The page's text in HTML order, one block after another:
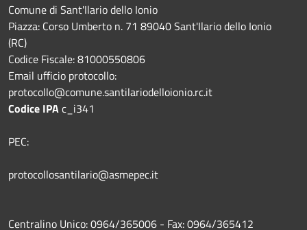
Comune di Sant'Ilario dello Ionio
Piazza: Corso Umberto n. 71 89040 Sant'Ilario dello Ionio
(RC)
Codice Fiscale: 81000550806
Email ufficio protocollo:
protocollo@comune.santilariodelloionio.rc.it
Codice IPAc_i341
PEC:
protocollosantilario@asmepec.it
Centralino Unico: 0964/365006 - Fax: 0964/365412